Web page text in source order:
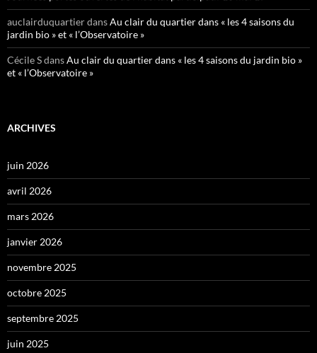
auclairduquartierdansAu clair du quartier dans « les 4 saisons du
jardin bio » et « l’Observatoire »
Cécile SdansAu clair du quartier dans « les 4 saisons du jardin bio »
et « l’Observatoire »
ARCHIVES
juin 2026
avril 2026
mars 2026
janvier 2026
novembre 2025
octobre 2025
septembre 2025
juin 2025